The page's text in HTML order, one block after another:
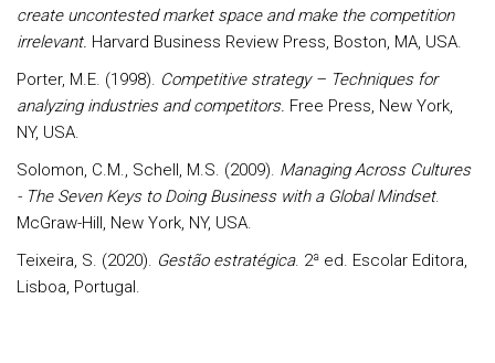
create uncontested market space and make the competition
irrelevant. Harvard Business Review Press, Boston, MA, USA.
Porter, M.E. (1998). Competitive strategy – Techniques for
analyzing industries and competitors. Free Press, New York,
NY, USA.
Solomon, C.M., Schell, M.S. (2009). Managing Across Cultures
- The Seven Keys to Doing Business with a Global Mindset.
McGraw-Hill, New York, NY, USA.
Teixeira, S. (2020). Gestão estratégica. 2ª ed. Escolar Editora,
Lisboa, Portugal.